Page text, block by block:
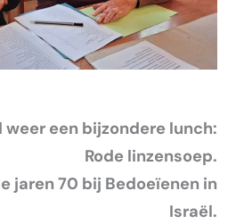
weer een bijzondere lunch:
Rode linzensoep.
jaren 70 bij Bedoeïenen in
Israël.